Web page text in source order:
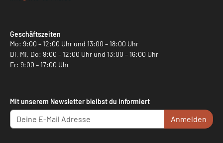
Geschäftszeiten
Mo: 9:00 – 12:00 Uhr und 13:00 – 18:00 Uhr
Di, Mi, Do: 9:00 – 12:00 Uhr und 13:00 – 16:00 Uhr
Fr: 9:00 – 17:00 Uhr
Mit unserem Newsletter bleibst du informiert
Anmelden